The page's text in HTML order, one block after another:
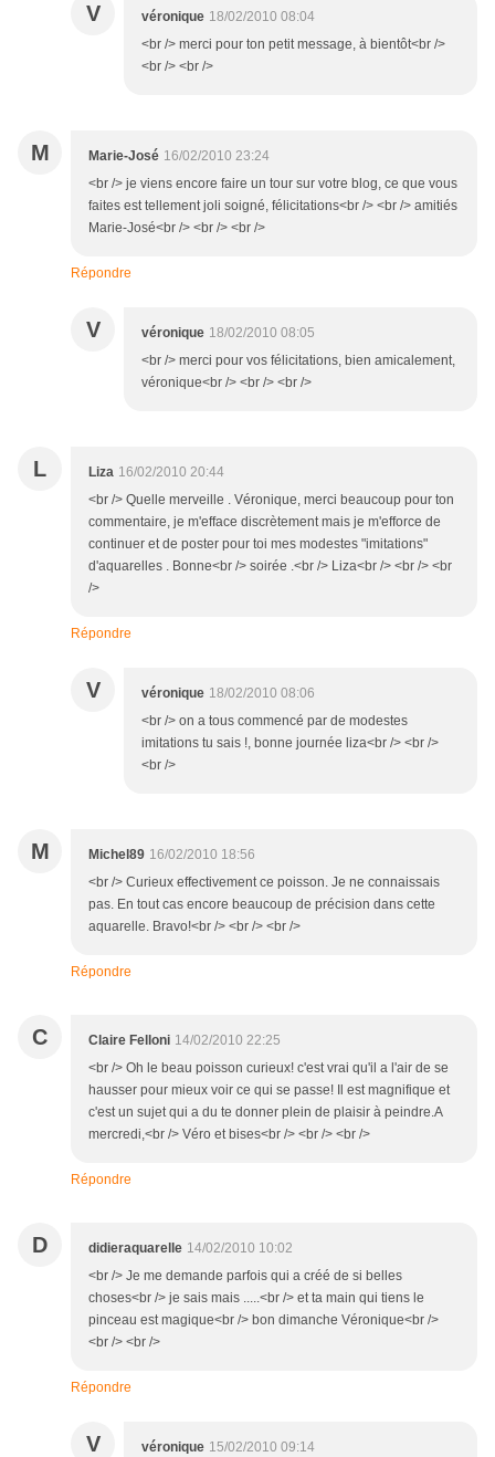
V véronique 18/02/2010 08:04
<br /> merci pour ton petit message, à bientôt<br />
<br /> <br />
M Marie-José 16/02/2010 23:24
<br /> je viens encore faire un tour sur votre blog, ce que vous
faites est tellement joli soigné, félicitations<br /> <br /> amitiés
Marie-José<br /> <br /> <br />
Répondre
V véronique 18/02/2010 08:05
<br /> merci pour vos félicitations, bien amicalement,
véronique<br /> <br /> <br />
L Liza 16/02/2010 20:44
<br /> Quelle merveille . Véronique, merci beaucoup pour ton
commentaire, je m'efface discrètement mais je m'efforce de
continuer et de poster pour toi mes modestes "imitations"
d'aquarelles . Bonne<br /> soirée .<br /> Liza<br /> <br /> <br
/>
Répondre
V véronique 18/02/2010 08:06
<br /> on a tous commencé par de modestes
imitations tu sais !, bonne journée liza<br /> <br />
<br />
M Michel89 16/02/2010 18:56
<br /> Curieux effectivement ce poisson. Je ne connaissais
pas. En tout cas encore beaucoup de précision dans cette
aquarelle. Bravo!<br /> <br /> <br />
Répondre
C Claire Felloni 14/02/2010 22:25
<br /> Oh le beau poisson curieux! c'est vrai qu'il a l'air de se
hausser pour mieux voir ce qui se passe! Il est magnifique et
c'est un sujet qui a du te donner plein de plaisir à peindre.A
mercredi,<br /> Véro et bises<br /> <br /> <br />
Répondre
D didieraquarelle 14/02/2010 10:02
<br /> Je me demande parfois qui a créé de si belles
choses<br /> je sais mais .....<br /> et ta main qui tiens le
pinceau est magique<br /> bon dimanche Véronique<br />
<br /> <br />
Répondre
V véronique 15/02/2010 09:14